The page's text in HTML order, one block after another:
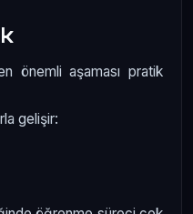
önemli aşaması pratik
gelişir: